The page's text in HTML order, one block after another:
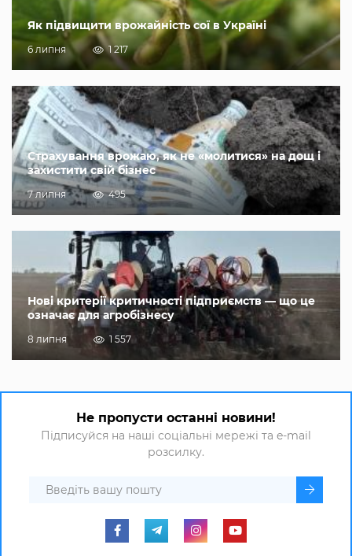
Як підвищити врожайність сої в Україні
6 липня 1 217
Страхування врожаю, як не «молитися» на дощ і
захистити свій бізнес
7 липня 495
Нові критерії критичності підприємств — що це
означає для агробізнесу
8 липня 1 557
Не пропусти останні новини!
Підписуйся на наші соціальні мережі та e-mail
розсилку.